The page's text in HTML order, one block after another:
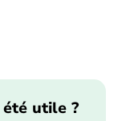
utile ?